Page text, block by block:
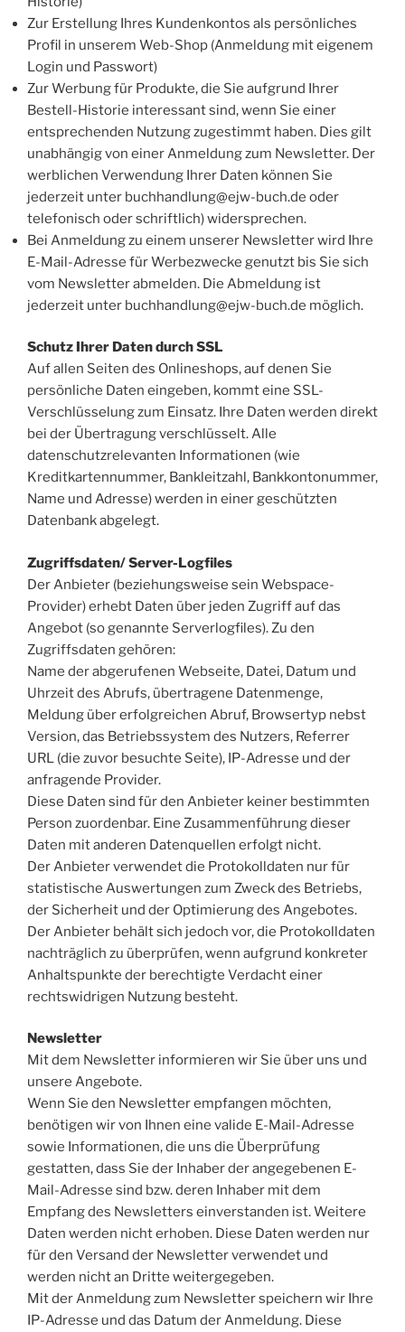
Zur Erstellung Ihres Kundenkontos als persönliches
Profil in unserem Web-Shop (Anmeldung mit eigenem
Login und Passwort)
Zur Werbung für Produkte, die Sie aufgrund Ihrer
Bestell-Historie interessant sind, wenn Sie einer
entsprechenden Nutzung zugestimmt haben. Dies gilt
unabhängig von einer Anmeldung zum Newsletter. Der
werblichen Verwendung Ihrer Daten können Sie
jederzeit unter buchhandlung@ejw-buch.de oder
telefonisch oder schriftlich) widersprechen.
Bei Anmeldung zu einem unserer Newsletter wird Ihre
E-Mail-Adresse für Werbezwecke genutzt bis Sie sich
vom Newsletter abmelden. Die Abmeldung ist
jederzeit unter buchhandlung@ejw-buch.de möglich.
Schutz Ihrer Daten durch SSL
Auf allen Seiten des Onlineshops, auf denen Sie
persönliche Daten eingeben, kommt eine SSL-
Verschlüsselung zum Einsatz. Ihre Daten werden direkt
bei der Übertragung verschlüsselt. Alle
datenschutzrelevanten Informationen (wie
Kreditkartennummer, Bankleitzahl, Bankkontonummer,
Name und Adresse) werden in einer geschützten
Datenbank abgelegt.
Zugriffsdaten/ Server-Logfiles
Der Anbieter (beziehungsweise sein Webspace-
Provider) erhebt Daten über jeden Zugriff auf das
Angebot (so genannte Serverlogfiles). Zu den
Zugriffsdaten gehören:
Name der abgerufenen Webseite, Datei, Datum und
Uhrzeit des Abrufs, übertragene Datenmenge,
Meldung über erfolgreichen Abruf, Browsertyp nebst
Version, das Betriebssystem des Nutzers, Referrer
URL (die zuvor besuchte Seite), IP-Adresse und der
anfragende Provider.
Diese Daten sind für den Anbieter keiner bestimmten
Person zuordenbar. Eine Zusammenführung dieser
Daten mit anderen Datenquellen erfolgt nicht.
Der Anbieter verwendet die Protokolldaten nur für
statistische Auswertungen zum Zweck des Betriebs,
der Sicherheit und der Optimierung des Angebotes.
Der Anbieter behält sich jedoch vor, die Protokolldaten
nachträglich zu überprüfen, wenn aufgrund konkreter
Anhaltspunkte der berechtigte Verdacht einer
rechtswidrigen Nutzung besteht.
Newsletter
Mit dem Newsletter informieren wir Sie über uns und
unsere Angebote.
Wenn Sie den Newsletter empfangen möchten,
benötigen wir von Ihnen eine valide E-Mail-Adresse
sowie Informationen, die uns die Überprüfung
gestatten, dass Sie der Inhaber der angegebenen E-
Mail-Adresse sind bzw. deren Inhaber mit dem
Empfang des Newsletters einverstanden ist. Weitere
Daten werden nicht erhoben. Diese Daten werden nur
für den Versand der Newsletter verwendet und
werden nicht an Dritte weitergegeben.
Mit der Anmeldung zum Newsletter speichern wir Ihre
IP-Adresse und das Datum der Anmeldung. Diese